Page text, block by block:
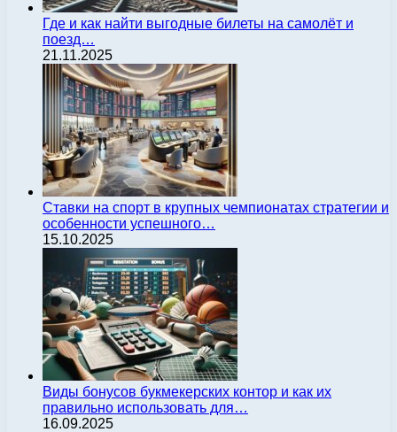
Где и как найти выгодные билеты на самолёт и
поезд…
21.11.2025
Ставки на спорт в крупных чемпионатах стратегии и
особенности успешного…
15.10.2025
Виды бонусов букмекерских контор и как их
правильно использовать для…
16.09.2025